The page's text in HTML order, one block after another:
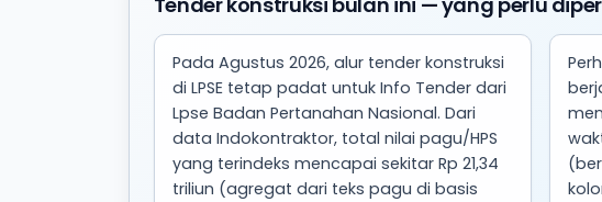
Pada Agustus 2026, alur tender konstruksi
di LPSE tetap padat untuk Info Tender dari
Lpse Badan Pertanahan Nasional. Dari
data Indokontraktor, total nilai pagu/HPS
yang terindeks mencapai sekitar Rp 21,34
triliun (agregat dari teks pagu di basis